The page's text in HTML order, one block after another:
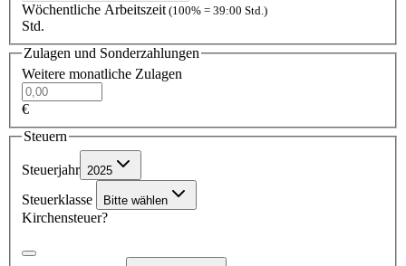
Wöchentliche Arbeitszeit (100% = 39:00 Std.)
Std.
Zulagen und Sonderzahlungen
Weitere monatliche Zulagen
€
Steuern
Steuerjahr 2025
Steuerklasse Bitte wählen
Kirchensteuer?